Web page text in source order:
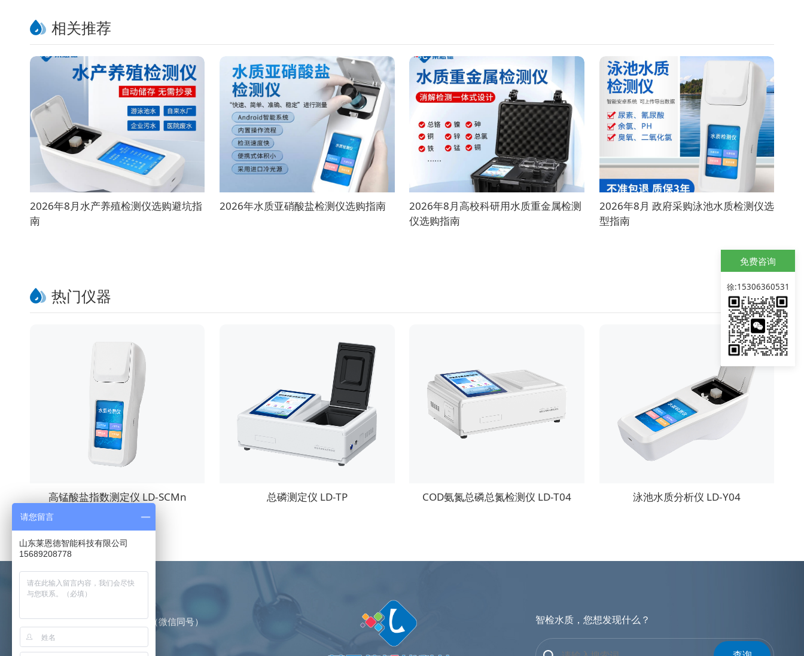
相关推荐
2026年8月水产养殖检测仪选购避坑指
南
2026年水质亚硝酸盐检测仪选购指南
2026年8月高校科研用水质重金属检测
仪选购指南
2026年8月 政府采购泳池水质检测仪选
型指南
热门仪器
高锰酸盐指数测定仪 LD-SCMn 总磷测定仪 LD-TP COD氨氮总磷总氮检测仪 LD-T04 泳池水质分析仪 LD-Y04
咨询热线
15306360531 （微信同号）
邮箱：
智检水质，您想发现什么？
免费咨询
徐:15306360531
请您留言
山东莱恩德智能科技有限公司
15689208778